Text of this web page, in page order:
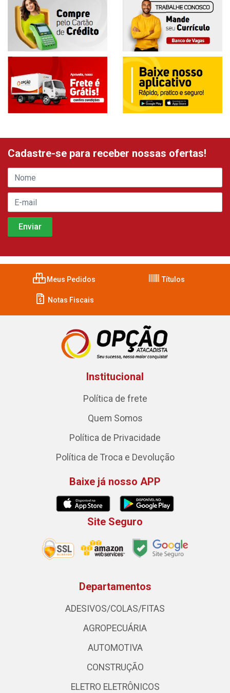
Cadastre-se para receber nossas ofertas!
Meus Pedidos Títulos
Notas Fiscais
Institucional
Política de frete
Quem Somos
Política de Privacidade
Política de Troca e Devolução
Baixe já nosso APP
Site Seguro
Departamentos
ADESIVOS/COLAS/FITAS
AGROPECUÁRIA
AUTOMOTIVA
CONSTRUÇÃO
ELETRO ELETRÔNICOS